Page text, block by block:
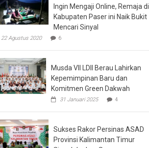
Ingin Mengaji Online, Remaja di
Kabupaten Paser ini Naik Bukit
Mencari Sinyal
22 Agustus 2020 6
Musda VII LDII Berau Lahirkan
Kepemimpinan Baru dan
Komitmen Green Dakwah
31 Januari 2025 4
Sukses Rakor Persinas ASAD
Provinsi Kalimantan Timur